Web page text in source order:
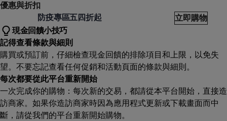
優惠與折扣
防疫專區五四折起
立即購物
現金回饋小技巧
記得查看條款與細則
購買或預訂前，仔細檢查現金回饋的排除項目和上限，以免失
望。不要忘記查看任何促銷和活動頁面的條款與細則。
每次都要從此平台重新開始
一次完成你的購物：每次新的交易，都請從本平台開始，直接造
訪商家。如果你造訪商家時因為應用程式更新或下載畫面而中
斷，請從我們的平台重新開始購物。